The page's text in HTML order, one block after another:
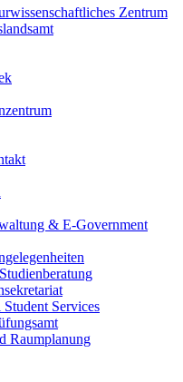
Zentrum
& E-Government
Services
Raumplanung